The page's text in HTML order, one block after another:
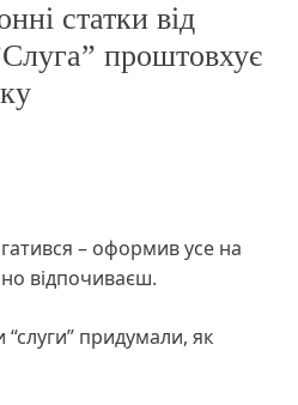
статки від
проштовхує
– оформив усе на
відпочиваєш.
“слуги” придумали, як